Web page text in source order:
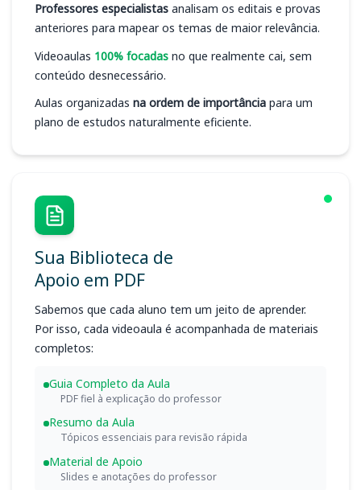
Professores especialistas analisam os editais e provas
anteriores para mapear os temas de maior relevância.
Videoaulas 100% focadas no que realmente cai, sem
conteúdo desnecessário.
Aulas organizadas na ordem de importância para um
plano de estudos naturalmente eficiente.
Sua Biblioteca de
Apoio em PDF
Sabemos que cada aluno tem um jeito de aprender.
Por isso, cada videoaula é acompanhada de materiais
completos:
Guia Completo da Aula
PDF fiel à explicação do professor
Resumo da Aula
Tópicos essenciais para revisão rápida
Material de Apoio
Slides e anotações do professor